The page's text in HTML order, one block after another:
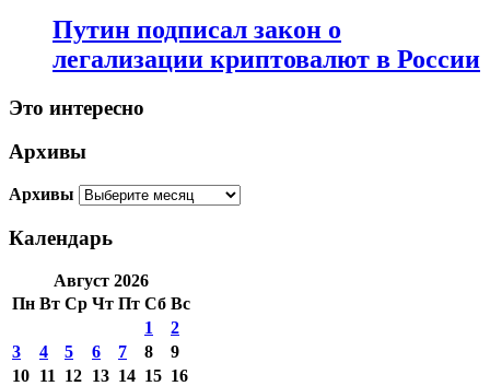
Путин подписал закон о
легализации криптовалют в России
Это интересно
Архивы
Архивы
Календарь
Август 2026
Пн Вт Ср Чт Пт Сб Вс
1
2
3
4 5 6 7 8
9
10 11 12 13 14 15 16